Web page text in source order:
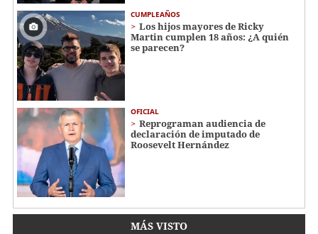
CUMPLEAÑOS
Los hijos mayores de Ricky
Martin cumplen 18 años: ¿A quién
se parecen?
OFICIAL
Reprograman audiencia de
declaración de imputado de
Roosevelt Hernández
MÁS VISTO